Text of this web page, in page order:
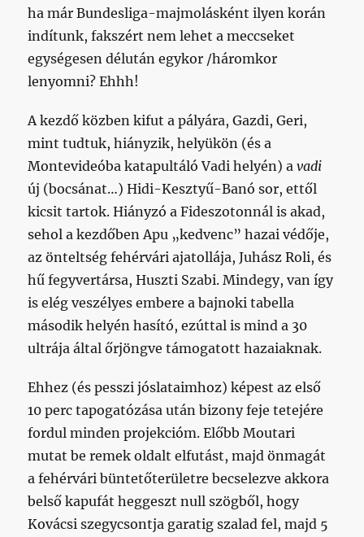
ha már Bundesliga-majmolásként ilyen korán
indítunk, fakszért nem lehet a meccseket
egységesen délután egykor /háromkor
lenyomni? Ehhh!
A kezdő közben kifut a pályára, Gazdi, Geri,
mint tudtuk, hiányzik, helyükön (és a
Montevideóba katapultáló Vadi helyén) avadi
új (bocsánat…) Hidi-Kesztyű-Banó sor, ettől
kicsit tartok. Hiányzó a Fideszotonnál is akad,
sehol a kezdőben Apu „kedvenc” hazai védője,
az önteltség fehérvári ajatollája, Juhász Roli, és
hű fegyvertársa, Huszti Szabi. Mindegy, van így
is elég veszélyes embere a bajnoki tabella
második helyén hasító, ezúttal is mind a 30
ultrája által őrjöngve támogatott hazaiaknak.
Ehhez (és pesszi jóslataimhoz) képest az első
10 perc tapogatózása után bizony feje tetejére
fordul minden projekcióm. Előbb Moutari
mutat be remek oldalt elfutást, majd önmagát
a fehérvári büntetőterületre becselezve akkora
belső kapufát heggeszt null szögből, hogy
Kovácsi szegycsontja garatig szalad fel, majd 5